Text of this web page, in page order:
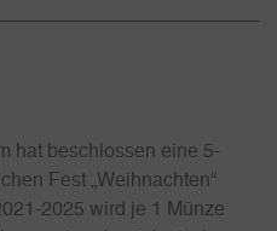
hat beschlossen eine 5-
Fest „Weihnachten“
2025 wird je 1 Münze